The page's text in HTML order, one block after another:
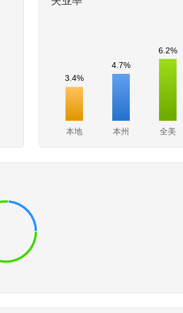
本地 本州 全美
3.4%
4.7%
6.2%